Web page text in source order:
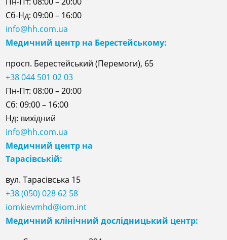
Сб-Нд: 09:00 – 16:00
info@hh.com.ua
Медичний центр на Берестейському:
просп. Берестейський (Перемоги), 65
+38 044 501 02 03
Пн-Пт: 08:00 – 20:00
Сб: 09:00 – 16:00
Нд: вихідний
info@hh.com.ua
Медичний центр на
Тарасівській:
вул. Тарасівська 15
+38 (050) 028 62 58
iomkievmhd@iom.int
Медичний клінічний дослідницький центр: